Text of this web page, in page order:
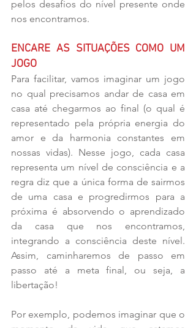
pelos desafios do nível presente onde
nos encontramos.
ENCARE AS SITUAÇÕES COMO UM
JOGO
Para facilitar, vamos imaginar um jogo
no qual precisamos andar de casa em
casa até chegarmos ao final (o qual é
representado pela própria energia do
amor e da harmonia constantes em
nossas vidas). Nesse jogo, cada casa
representa um nível de consciência e a
regra diz que a única forma de sairmos
de uma casa e progredirmos para a
próxima é absorvendo o aprendizado
da casa que nos encontramos,
integrando a consciência deste nível.
Assim, caminharemos de passo em
passo até a meta final, ou seja, a
libertação!
Por exemplo, podemos imaginar que o